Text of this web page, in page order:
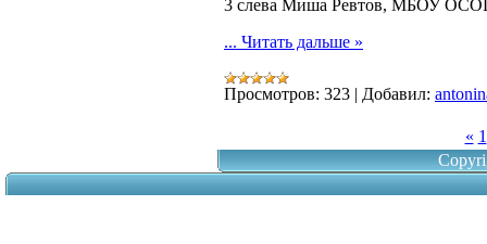
3 слева Миша Ревтов, МБОУ
... Читать дальше »
Просмотров: 323 | Добавил:
« 1